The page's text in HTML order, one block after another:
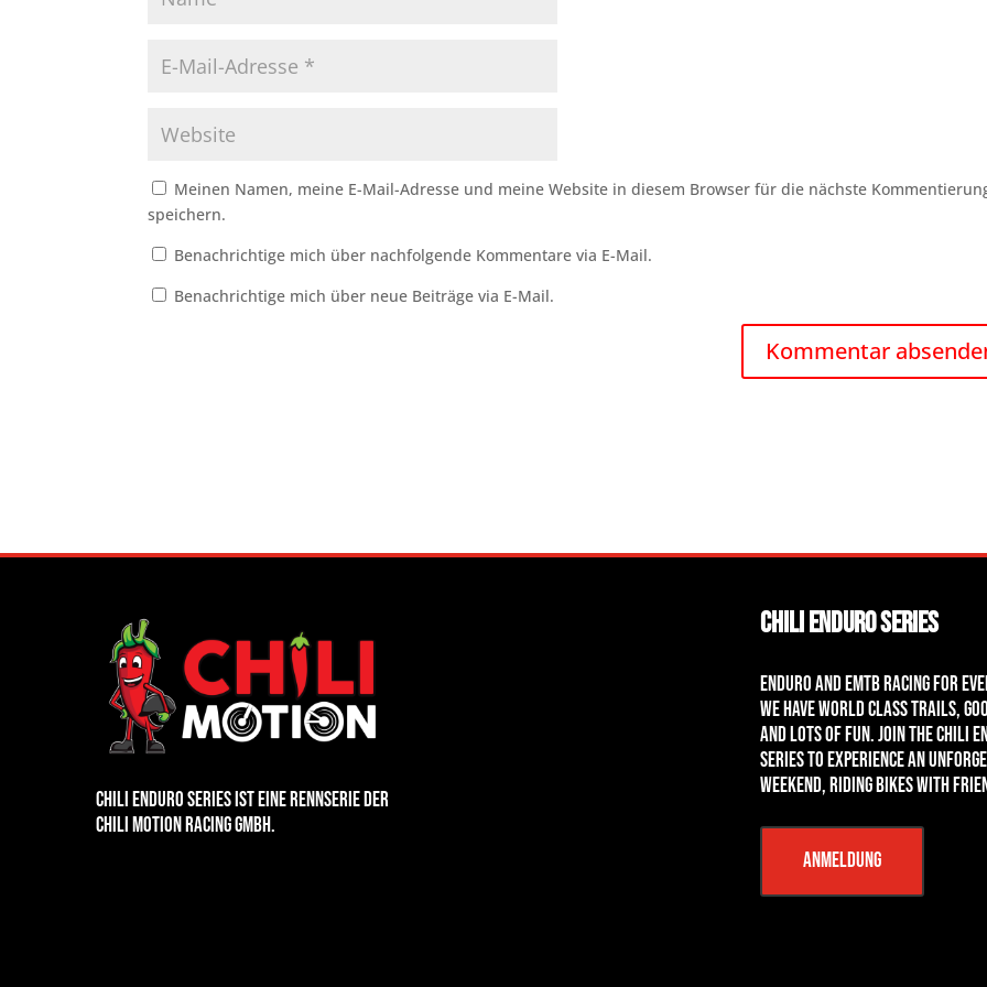
Meinen Namen, meine E-Mail-Adresse und meine Website in diesem Browser für die nächste
speichern.
Benachrichtige mich über nachfolgende Kommentare via E-Mail.
Benachrichtige mich über neue Beiträge via E-Mail.
CHILI enduro series ist eine Rennserie der
chili motion Racing Gmbh.
Chili Enduro Series
Enduro and eMTB Racing for
We have world class Trails,
and lots of fun. Join the Chili
Series to experience an
weekend, riding bikes with
Anmeldung